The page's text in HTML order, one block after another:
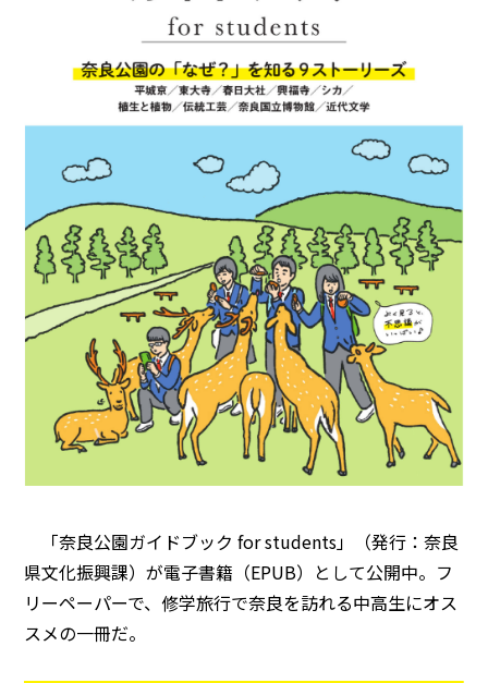
「奈良公園ガイドブック for students」（発行：奈良
県文化振興課）が電子書籍（EPUB）として公開中。フ
リーペーパーで、修学旅行で奈良を訪れる中高生にオス
スメの一冊だ。